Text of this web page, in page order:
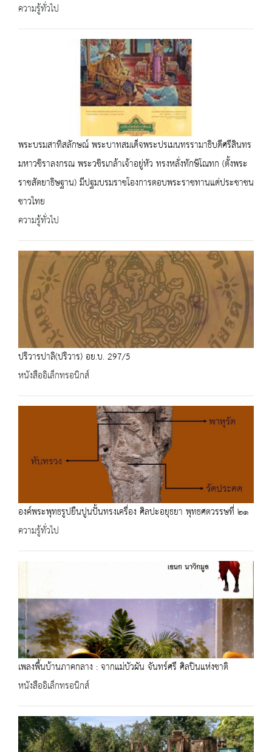
ความรู้ทั่วไป
พระบรมสาทิสลักษณ์ พระบาทสมเด็จพระปรเมนทรรามาธิบดีศรีสินทร
มหาวชิราลงกรณ พระวชิรเกล้าเจ้าอยู่หัว ทรงหลั่งทักษิโณทก (ตั้งพระ
ราชสัตยาธิษฐาน) มีปฐมบรมราชโองการตอบพระราชทานแด่ประชาชน
ชาวไทย
ความรู้ทั่วไป
ปริวารปาลิ(ปริวาร) อย.บ. 297/5
หนังสืออิเล็กทรอนิกส์
องค์พระพุทธรูปยืนปูนปั้นทรงเครื่อง ศิลปะอยุธยา พุทธศตวรรษที่ ๒๑
ความรู้ทั่วไป
เพลงพื้นบ้านภาคกลาง : จากแม่บัวผัน จันทร์ศรี ศิลปินแห่งชาติ
หนังสืออิเล็กทรอนิกส์